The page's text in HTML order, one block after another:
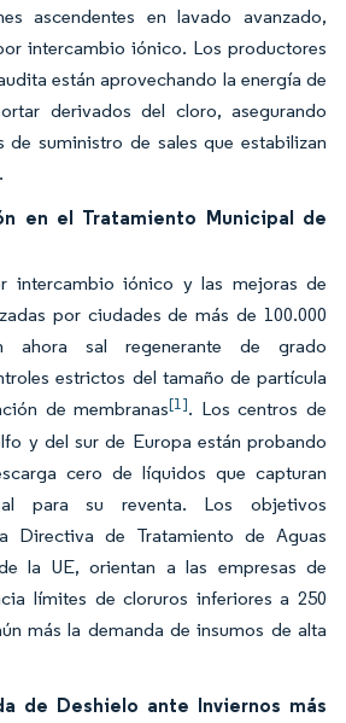
ascendentes en lavado avanzado,
intercambio iónico. Los productores
están aprovechando la energía de
derivados del cloro, asegurando
de suministro de sales que estabilizan
en el Tratamiento Municipal de
intercambio iónico y las mejoras de
por ciudades de más de 100.000
ahora sal regenerante de grado
estrictos del tamaño de partícula
de membranas[1]. Los centros de
y del sur de Europa están probando
cero de líquidos que capturan
para su reventa. Los objetivos
Directiva de Tratamiento de Aguas
la UE, orientan a las empresas de
límites de cloruros inferiores a 250
más la demanda de insumos de alta
de Deshielo ante Inviernos más